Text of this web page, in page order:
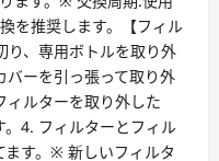
を推奨します。【フィル
り、専用ボトルを取り外
バーを引っ張って取り外
ィルターを取り外した
4. フィルターとフィル
ます。※ 新しいフィルタ